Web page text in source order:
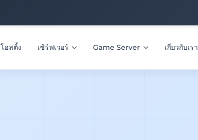
โฮสติ้ง เซิร์ฟเวอร์ Game Server เกี่ยวกับเรา